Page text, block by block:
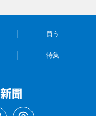
買う
特集